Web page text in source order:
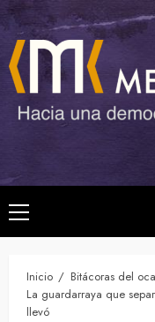
Saltar
al
contenido
Menú
principal
Inicio
Bitácoras del
La guardarraya que
llevó